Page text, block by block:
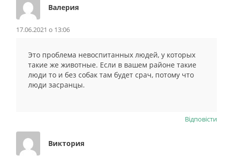
Валерия
17.06.2021 о 13:06
Это проблема невоспитанных людей, у которых
такие же животные. Если в вашем районе такие
люди то и без собак там будет срач, потому что
люди засранцы.
Відповіcти
Виктория